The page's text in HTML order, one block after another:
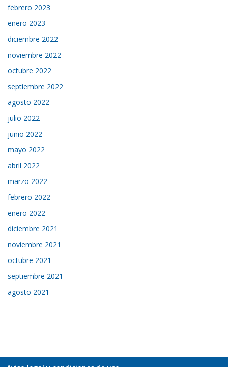
febrero 2023
enero 2023
diciembre 2022
noviembre 2022
octubre 2022
septiembre 2022
agosto 2022
julio 2022
junio 2022
mayo 2022
abril 2022
marzo 2022
febrero 2022
enero 2022
diciembre 2021
noviembre 2021
octubre 2021
septiembre 2021
agosto 2021